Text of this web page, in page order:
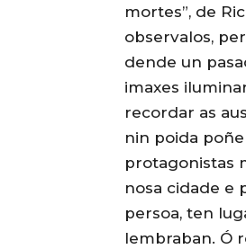
mortes”, de
observalos,
dende un
imaxes
recordar as
nin poida
protagonistas
nosa cidade e
persoa, ten
lembraban. Ó